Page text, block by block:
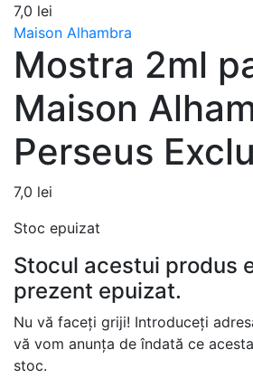
7,0 lei
Maison Alhambra
Mostra 2ml
Maison
Perseus
7,0 lei
Stoc epuizat
Stocul acestui produs
prezent epuizat.
Nu vă faceți griji! Introduceți
vă vom anunța de îndată ce
stoc.